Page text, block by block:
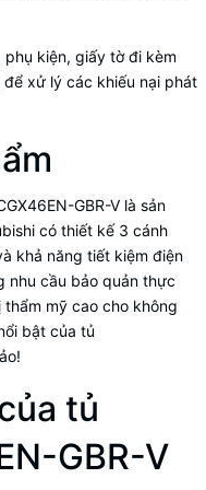
kiện, giấy tờ đi kèm
để xử lý các khiếu nại phát
GBR-V là sản
có thiết kế 3 cánh
khả năng tiết kiệm điện
nhu cầu bảo quản thực
mỹ cao cho không
bật của tủ
tủ
GBR-V